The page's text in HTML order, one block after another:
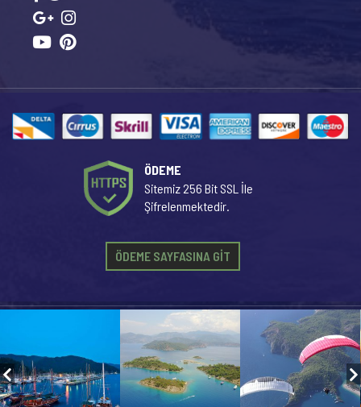
ÖDEME
Sitemiz 256 Bit SSL İle
Şifrelenmektedir.
ÖDEME SAYFASINA GİT